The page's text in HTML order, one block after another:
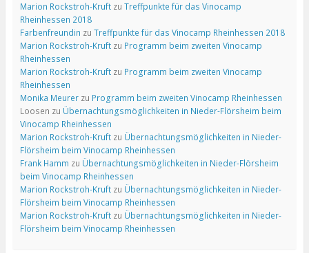
Marion Rockstroh-Kruftzu Treffpunkte für das Vinocamp
Rheinhessen 2018
Farbenfreundin zu Treffpunkte für das Vinocamp Rheinhessen 2018
Marion Rockstroh-Kruftzu Programm beim zweiten Vinocamp
Rheinhessen
Marion Rockstroh-Kruftzu Programm beim zweiten Vinocamp
Rheinhessen
Monika Meurerzu Programm beim zweiten Vinocamp Rheinhessen
Loosen zu Übernachtungsmöglichkeiten in Nieder-Flörsheim beim
Vinocamp Rheinhessen
Marion Rockstroh-Kruftzu Übernachtungsmöglichkeiten in Nieder-
Flörsheim beim Vinocamp Rheinhessen
Frank Hamm zu Übernachtungsmöglichkeiten in Nieder-Flörsheim
beim Vinocamp Rheinhessen
Marion Rockstroh-Kruftzu Übernachtungsmöglichkeiten in Nieder-
Flörsheim beim Vinocamp Rheinhessen
Marion Rockstroh-Kruftzu Übernachtungsmöglichkeiten in Nieder-
Flörsheim beim Vinocamp Rheinhessen